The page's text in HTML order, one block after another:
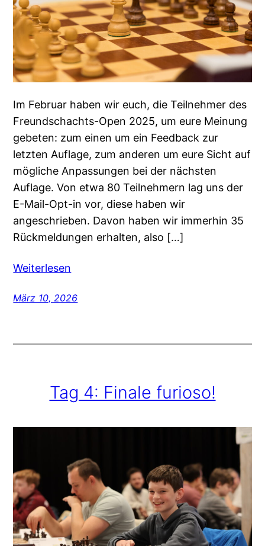
Im Februar haben wir euch, die Teilnehmer des
Freundschachts-Open 2025, um eure Meinung
gebeten: zum einen um ein Feedback zur
letzten Auflage, zum anderen um eure Sicht auf
mögliche Anpassungen bei der nächsten
Auflage. Von etwa 80 Teilnehmern lag uns der
E-Mail-Opt-in vor, diese haben wir
angeschrieben. Davon haben wir immerhin 35
Rückmeldungen erhalten, also […]
Weiterlesen
März 10, 2026
Tag 4: Finale furioso!